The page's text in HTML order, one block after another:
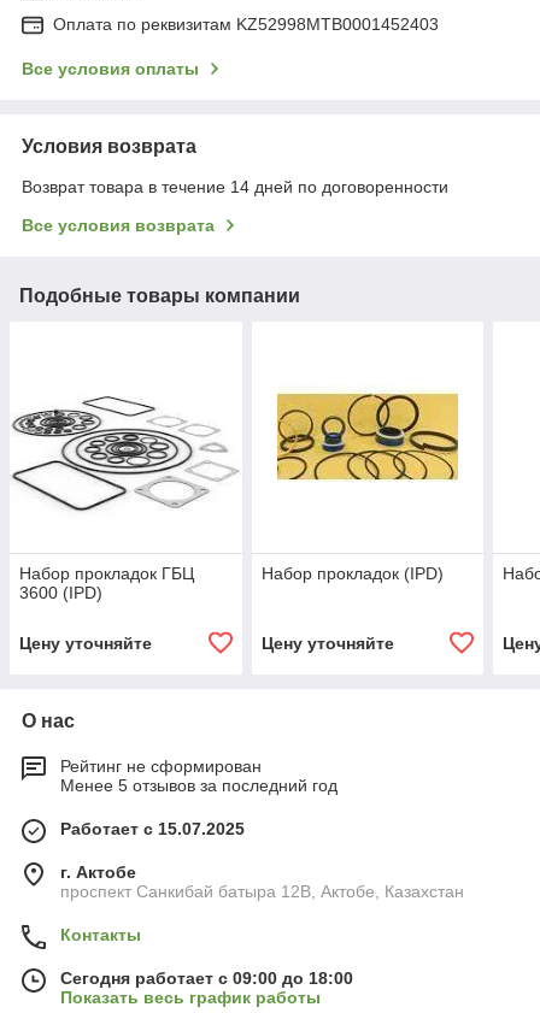
Оплата по реквизитам KZ52998MTB0001452403
Все условия оплаты
Условия возврата
Возврат товара в течение 14 дней по договоренности
Все условия возврата
Подобные товары компании
Набор прокладок ГБЦ
3600 (IPD)
Цену уточняйте
Набор прокладок (IPD)
Цену уточняйте
О нас
Рейтинг не сформирован
Менее 5 отзывов за последний год
Работает с 15.07.2025
г. Актобе
проспект Санкибай батыра 12В, Актобе, Казахстан
Контакты
Сегодня работает с 09:00 до 18:00
Показать весь график работы